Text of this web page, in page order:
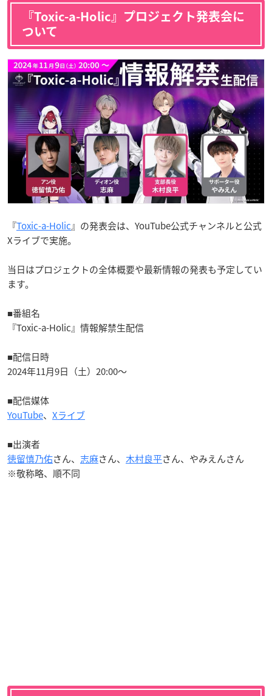
『Toxic-a-Holic』プロジェクト発表会に
ついて
『Toxic-a-Holic』の発表会は、YouTube公式チャンネルと公式
Xライブで実施。
当日はプロジェクトの全体概要や最新情報の発表も予定してい
ます。
■番組名
『Toxic-a-Holic』情報解禁生配信
■配信日時
2024年11月9日（土）20:00～
■配信媒体
YouTube、 Xライブ
■出演者
徳留慎乃佑さん、 志麻さん、 木村良平さん、やみえんさん
※敬称略、順不同